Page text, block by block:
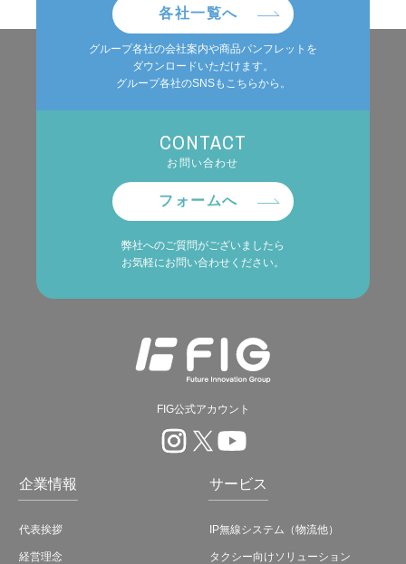
各社一覧へ
グループ各社の会社案内や商品パンフレットを
ダウンロードいただけます。
グループ各社のSNSもこちらから。
CONTACT
お問い合わせ
フォームへ
弊社へのご質問がございましたら
お気軽にお問い合わせください。
FIG公式アカウント
企業情報
代表挨拶
経営理念
サービス
IP無線システム（物流他）
タクシー向けソリューション